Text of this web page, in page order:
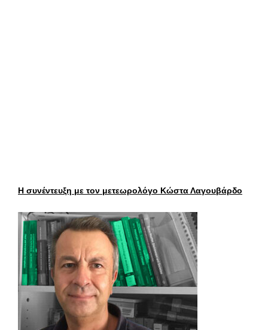
Η συνέντευξη με τον μετεωρολόγο Κώστα Λαγουβάρδο